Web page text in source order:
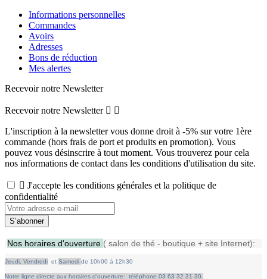
Informations personnelles
Commandes
Avoirs
Adresses
Bons de réduction
Mes alertes
Recevoir notre Newsletter
Recevoir notre Newsletter  
L'inscription à la newsletter vous donne droit à -5% sur votre 1ère
commande (hors frais de port et produits en promotion). Vous
pouvez vous désinscrire à tout moment. Vous trouverez pour cela
nos informations de contact dans les conditions d'utilisation du site.
 J'accepte les conditions générales et la politique de
confidentialité
Nos horaires d'ouverture ( salon de thé - boutique + site Internet):
Jeudi, Vendredi et Samedi de 10h00 à 12h30
Notre ligne directe aux horaires d'ouverture: téléphone 03 63 32 31 30.